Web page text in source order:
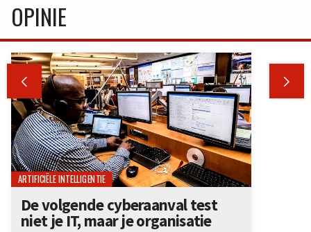
OPINIE
 
ARTIFICIËLE INTELLIGENTIE
De volgende cyberaanval test
niet je IT, maar je organisatie